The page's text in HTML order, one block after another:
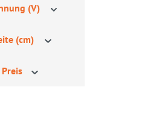
(V)
(cm)
Preis